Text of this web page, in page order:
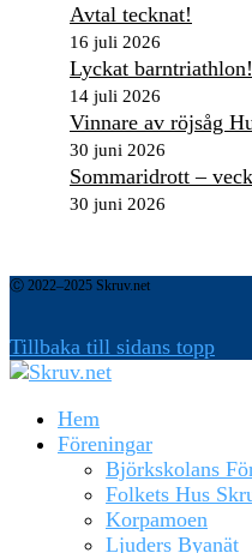
Avtal tecknat!
16 juli 2026
Lyckat barntriathlon!
14 juli 2026
Vinnare av röjsåg
30 juni 2026
Sommaridrott –
30 juni 2026
Ⓒ 2022–2025 Skruv.net
Tillbaka till sidans topp
Hem
Föreningar
Björkskolans
Folkets Hus
Korpamoen
Ljuders Byanät